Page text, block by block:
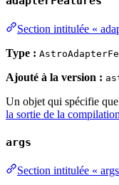
Section intitulée «
Type :
Ajouté à la version :
Un objet qui spécifie
la sortie de la compilation
args
Section intitulée «